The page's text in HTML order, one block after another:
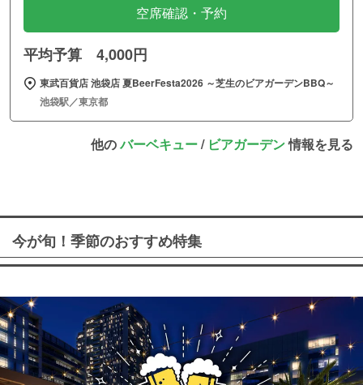
空席確認・予約
平均予算 4,000円
東武百貨店 池袋店 夏BeerFesta2026 ～芝生のビアガーデンBBQ～
池袋駅／東京都
他のバーベキュー/ ビアガーデン情報を見る
今が旬！季節のおすすめ特集